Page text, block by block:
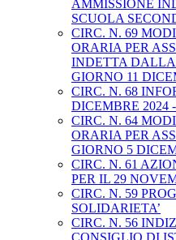
AMMISSIONE
SCUOLA
CIRC. N. 69
ORARIA PER
INDETTA DALLA
GIORNO 11
CIRC. N. 68
DICEMBRE 2024
CIRC. N. 64
ORARIA PER
GIORNO 5
CIRC. N. 61
PER IL 29
CIRC. N. 59
SOLIDARIETA’
CIRC. N. 56